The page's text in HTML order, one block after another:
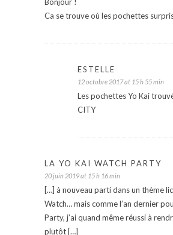
Ca se trouve où les pochettes
ESTELLE
12 octobre 2017 at 15 h 55 min
Les pochettes Yo Kai
CITY
LA YO KAI WATCH PARTY
20 juin 2019 at 15 h 16 min
[…] à nouveau parti dans un thème
Watch… mais comme l’an dernier
Party, j’ai quand même réussi à
plutôt […]